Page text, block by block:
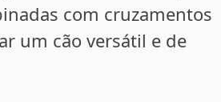
com cruzamentos
um cão versátil e de